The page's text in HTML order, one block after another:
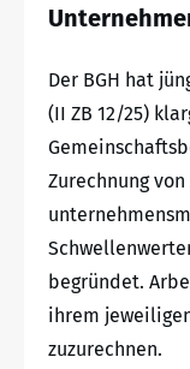
Der BGH hat
(II ZB 12/25)
Zurechnung
begründet.
ihrem
zuzurechnen.